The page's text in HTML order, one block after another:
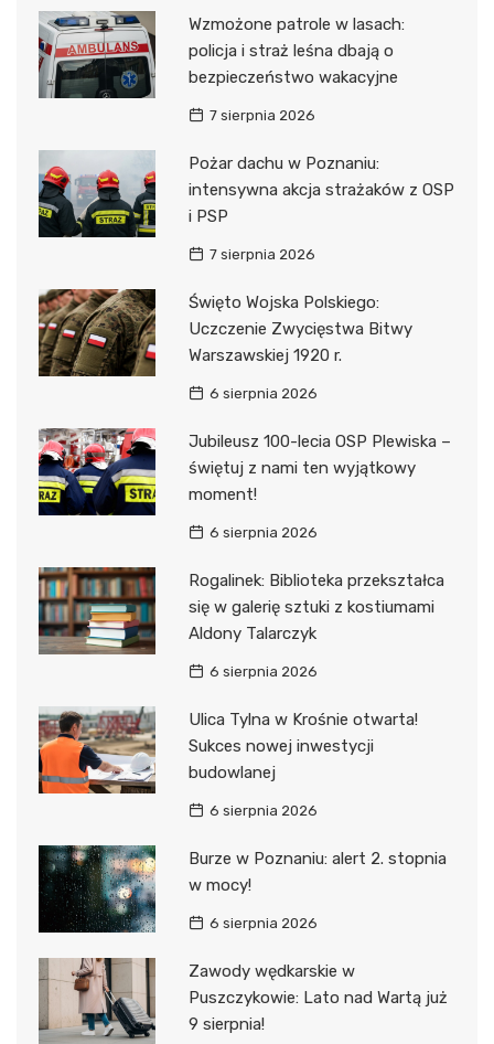
Wzmożone patrole w lasach:
policja i straż leśna dbają o
bezpieczeństwo wakacyjne
7 sierpnia 2026
Pożar dachu w Poznaniu:
intensywna akcja strażaków z OSP
i PSP
7 sierpnia 2026
Święto Wojska Polskiego:
Uczczenie Zwycięstwa Bitwy
Warszawskiej 1920 r.
6 sierpnia 2026
Jubileusz 100-lecia OSP Plewiska –
świętuj z nami ten wyjątkowy
moment!
6 sierpnia 2026
Rogalinek: Biblioteka przekształca
się w galerię sztuki z kostiumami
Aldony Talarczyk
6 sierpnia 2026
Ulica Tylna w Krośnie otwarta!
Sukces nowej inwestycji
budowlanej
6 sierpnia 2026
Burze w Poznaniu: alert 2. stopnia
w mocy!
6 sierpnia 2026
Zawody wędkarskie w
Puszczykowie: Lato nad Wartą już
9 sierpnia!